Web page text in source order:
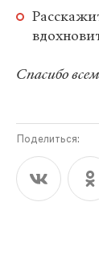
Спасибо
Поделиться: